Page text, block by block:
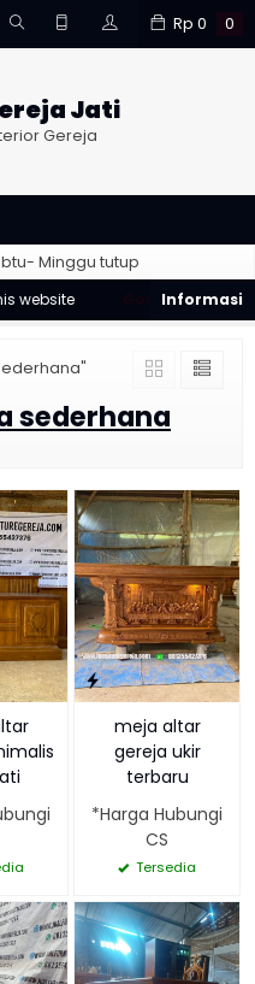
Rp 0 0
Jati
Gereja
Minggu tutup
Good Desain ❯
sederhana
meja altar
gereja ukir
terbaru
*Harga Hubungi
CS
Tersedia